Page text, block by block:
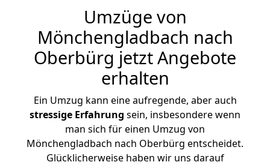
Umzüge von
Mönchengladbach nach
Oberbürg jetzt Angebote
erhalten
Ein Umzug kann eine aufregende, aber auch
stressige Erfahrung sein, insbesondere wenn
man sich für einen Umzug von
Mönchengladbach nach Oberbürg entscheidet.
Glücklicherweise haben wir uns darauf